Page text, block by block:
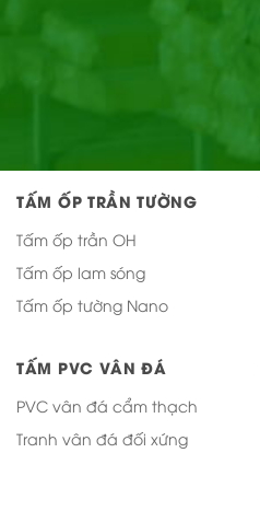
TẤM ỐP TRẦN TƯỜNG
Tấm ốp trần OH
Tấm ốp lam sóng
Tấm ốp tường Nano
TẤM PVC VÂN ĐÁ
PVC vân đá cẩm thạch
Tranh vân đá đối xứng